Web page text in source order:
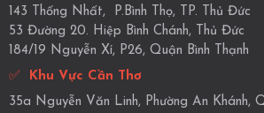
143 Thống Nhất, P.Bình Thọ, TP. Thủ Đức
53 Đường 20. Hiệp Bình Chánh, Thủ Đức
184/19 Nguyễn Xí, P26, Quận Bình Thạnh
✅ Khu Vực Cần Thơ
35a Nguyễn Văn Linh, Phường An Khánh,